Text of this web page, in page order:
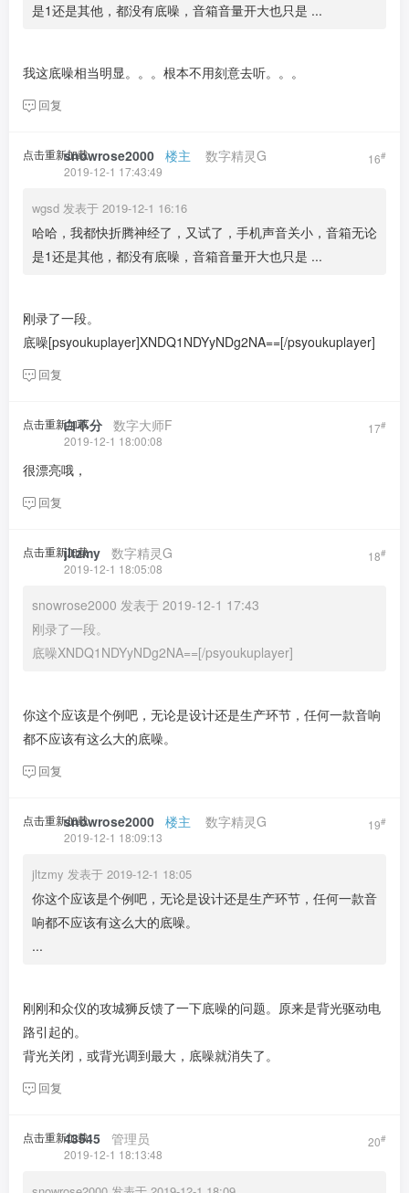
是1还是其他，都没有底噪，音箱音量开大也只是 ...
我这底噪相当明显。。。根本不用刻意去听。。。
回复
点击重新加载 16#
snowrose2000 楼主 数字精灵G
2019-12-1 17:43:49
wgsd 发表于 2019-12-1 16:16
哈哈，我都快折腾神经了，又试了，手机声音关小，音箱无论
是1还是其他，都没有底噪，音箱音量开大也只是 ...
刚录了一段。
底噪[psyoukuplayer]XNDQ1NDYyNDg2NA==[/psyoukuplayer]
回复
点击重新加载 17#
白不分 数字大师F
2019-12-1 18:00:08
很漂亮哦，
回复
点击重新加载 18#
jltzmy 数字精灵G
2019-12-1 18:05:08
snowrose2000 发表于 2019-12-1 17:43
刚录了一段。
底噪XNDQ1NDYyNDg2NA==[/psyoukuplayer]
你这个应该是个例吧，无论是设计还是生产环节，任何一款音响
都不应该有这么大的底噪。
回复
点击重新加载 19#
snowrose2000 楼主 数字精灵G
2019-12-1 18:09:13
jltzmy 发表于 2019-12-1 18:05
你这个应该是个例吧，无论是设计还是生产环节，任何一款音
响都不应该有这么大的底噪。
...
刚刚和众仪的攻城狮反馈了一下底噪的问题。原来是背光驱动电
路引起的。
背光关闭，或背光调到最大，底噪就消失了。
回复
点击重新加载 20#
43545 管理员
2019-12-1 18:13:48